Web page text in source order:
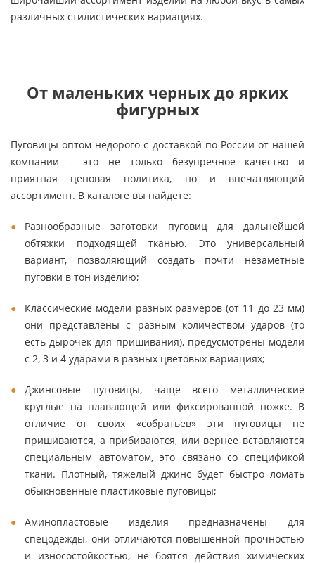
различных стилистических вариациях.
От маленьких черных до ярких
фигурных
Пуговицы оптом недорого с доставкой по России от нашей
компании – это не только безупречное качество и
приятная ценовая политика, но и впечатляющий
ассортимент. В каталоге вы найдете:
Разнообразные заготовки пуговиц для дальнейшей
обтяжки подходящей тканью. Это универсальный
вариант, позволяющий создать почти незаметные
пуговки в тон изделию;
Классические модели разных размеров (от 11 до 23 мм)
они представлены с разным количеством ударов (то
есть дырочек для пришивания), предусмотрены модели
с 2, 3 и 4 ударами в разных цветовых вариациях;
Джинсовые пуговицы, чаще всего металлические
круглые на плавающей или фиксированной ножке. В
отличие от своих «собратьев» эти пуговицы не
пришиваются, а прибиваются, или вернее вставляются
специальным автоматом, это связано со спецификой
ткани. Плотный, тяжелый джинс будет быстро ломать
обыкновенные пластиковые пуговицы;
Аминопластовые изделия предназначены для
спецодежды, они отличаются повышенной прочностью
и износостойкостью, не боятся действия химических